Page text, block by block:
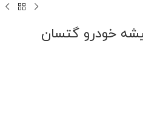
خودرو گتسان